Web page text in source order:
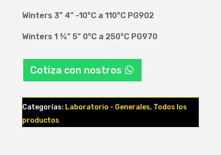
Winters 3” 4” -10°C a 110°C PG902
Winters 1 ¾” 5” 0°C a 250°C PG970
Cotiza con nostros
Categorías: Laboratorio - Generales, Todos los
productos